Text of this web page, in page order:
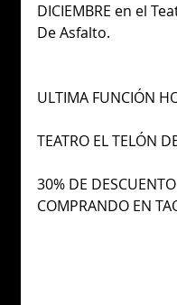
DICIEMBRE en el
De Asfalto.
ULTIMA FUNCIÓN
TEATRO EL TELÓN
30% DE DESCUENTO
COMPRANDO EN